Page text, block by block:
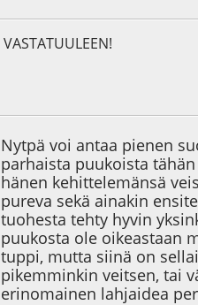
VASTATUULEEN!
Nytpä voi antaa pienen
parhaista puukoista
hänen kehittelemänsä
pureva sekä ainakin
tuohesta tehty hyvin
puukosta ole oikeastaan
tuppi, mutta siinä on
pikemminkin veitsen, tai
erinomainen lahjaidea